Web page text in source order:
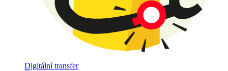
Digitální transfer